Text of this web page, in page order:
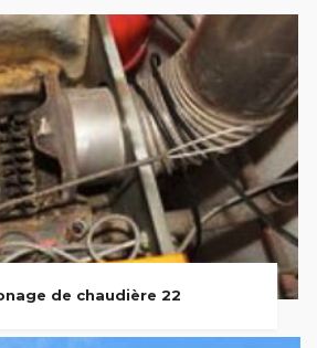
de chaudière 22